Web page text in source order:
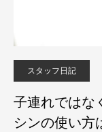
スタッフ日記
子連れではな
シンの使い方